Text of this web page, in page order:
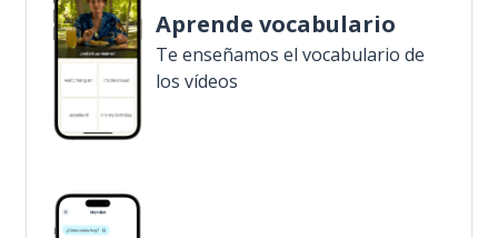
Aprende vocabulario
Te enseñamos el vocabulario de
los vídeos